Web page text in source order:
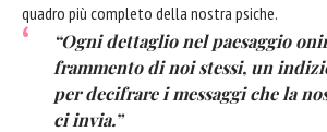
quadro più completo della nostra psiche.
“Ogni dettaglio nel paesaggio
frammento di noi stessi, un
per decifrare i messaggi che la
ci invia.”